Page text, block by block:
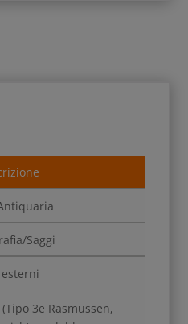
Saggi
3e Rasmussen,